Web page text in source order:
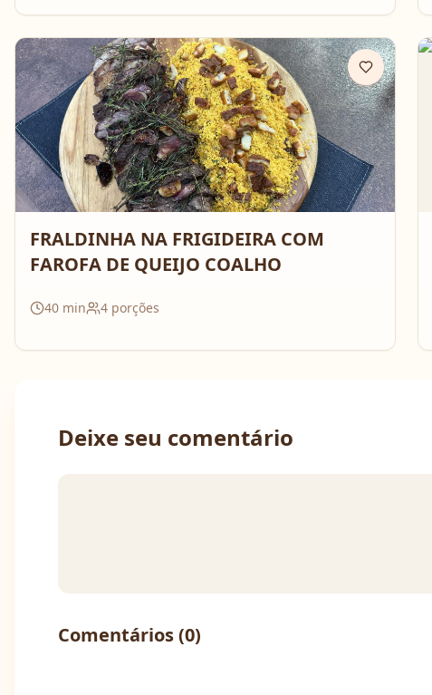
FRALDINHA NA FRIGIDEIRA COM
FAROFA DE QUEIJO COALHO
40 min 4 porções
Deixe seu comentário
Comentários (0)